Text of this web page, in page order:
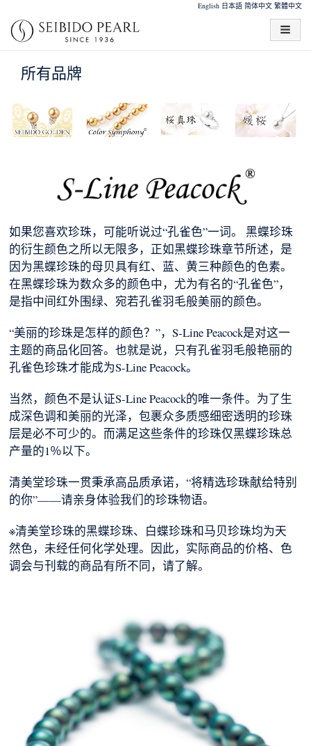
English 日本語 简体中文 繁體中文
所有品牌
如果您喜欢珍珠，可能听说过“孔雀色”一词。 黑蝶珍珠
的衍生颜色之所以无限多，正如黑蝶珍珠章节所述，是
因为黑蝶珍珠的母贝具有红、蓝、黄三种颜色的色素。
在黑蝶珍珠为数众多的颜色中，尤为有名的“孔雀色”，
是指中间红外围绿、宛若孔雀羽毛般美丽的颜色。
“美丽的珍珠是怎样的颜色？”，S-Line Peacock是对这一
主题的商品化回答。也就是说，只有孔雀羽毛般艳丽的
孔雀色珍珠才能成为S-Line Peacock。
当然，颜色不是认证S-Line Peacock的唯一条件。为了生
成深色调和美丽的光泽，包裹众多质感细密透明的珍珠
层是必不可少的。而满足这些条件的珍珠仅黑蝶珍珠总
产量的1％以下。
清美堂珍珠一贯秉承高品质承诺，“将精选珍珠献给特别
的你”——请亲身体验我们的珍珠物语。
※清美堂珍珠的黑蝶珍珠、白蝶珍珠和马贝珍珠均为天
然色，未经任何化学处理。因此，实际商品的价格、色
调会与刊载的商品有所不同，请了解。